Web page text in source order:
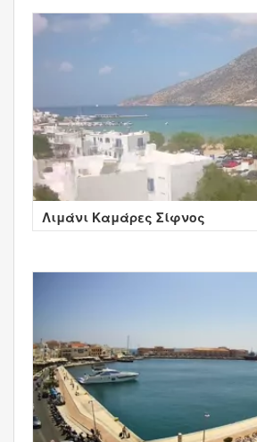
Λιμάνι Καμάρες Σίφνος